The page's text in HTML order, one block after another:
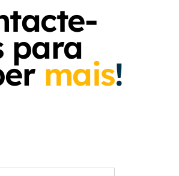
para
mais!